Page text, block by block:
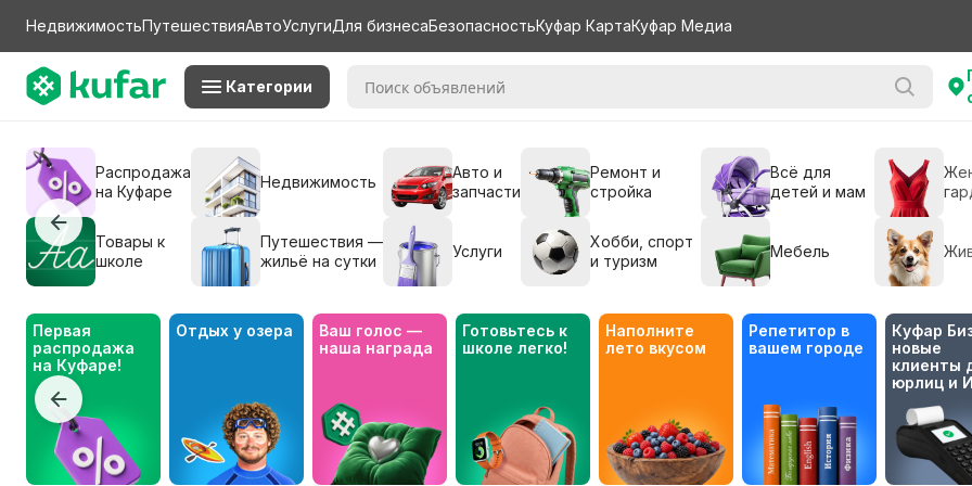
НедвижимостьПутешествияАвтоУслугиДля бизнесаБезопасностьКуфар КартаКуфар Медиа
Категории
Распродажа
на Куфаре
Товары к
школе
Недвижимость
Путешествия —
жильё на сутки
Авто и
запчасти
Услуги
Ремонт и
стройка
Хобби, спорт
и туризм
Всё для
детей и мам
Мебель
Первая
распродажа
на Куфаре!
Отдых у озера
Ваш голос —
наша награда
Готовьтесь к
школе легко!
Наполните
лето вкусом
Репетитор в
вашем городе
Куфар
новые
клиенты
юрлиц и